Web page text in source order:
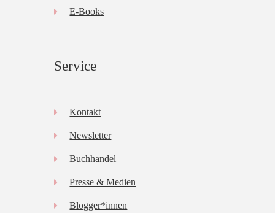
E-Books
Service
Kontakt
Newsletter
Buchhandel
Presse & Medien
Blogger*innen